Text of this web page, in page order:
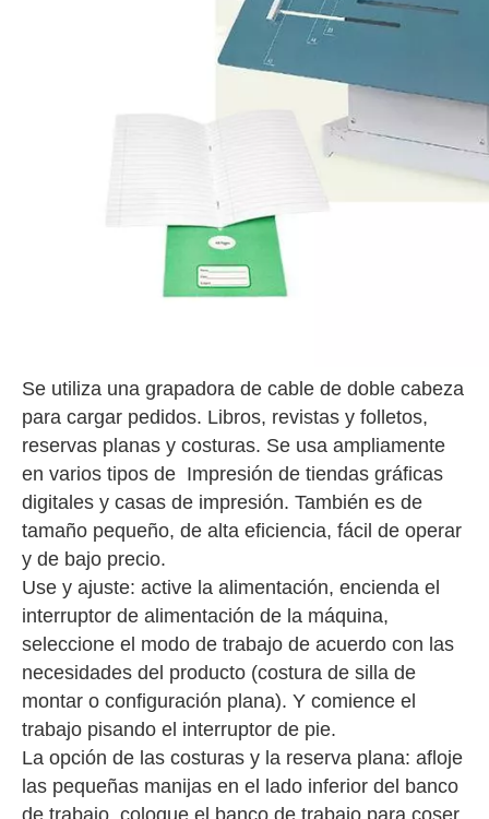
Se utiliza una grapadora de cable de doble cabeza
para cargar pedidos. Libros, revistas y folletos,
reservas planas y costuras. Se usa ampliamente
en varios tipos de Impresión de tiendas gráficas
digitales y casas de impresión. También es de
tamaño pequeño, de alta eficiencia, fácil de operar
y de bajo precio.
Use y ajuste: active la alimentación, encienda el
interruptor de alimentación de la máquina,
seleccione el modo de trabajo de acuerdo con las
necesidades del producto (costura de silla de
montar o configuración plana). Y comience el
trabajo pisando el interruptor de pie.
La opción de las costuras y la reserva plana: afloje
las pequeñas manijas en el lado inferior del banco